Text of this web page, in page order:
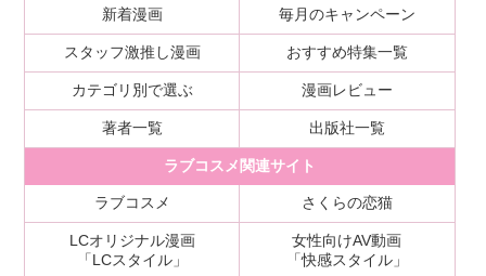
新着漫画 毎月のキャンペーン
スタッフ激推し漫画 おすすめ特集一覧
カテゴリ別で選ぶ 漫画レビュー
著者一覧 出版社一覧
ラブコスメ関連サイト
ラブコスメ さくらの恋猫
LCオリジナル漫画
「LCスタイル」
女性向けAV動画
「快感スタイル」